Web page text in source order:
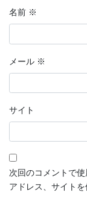
名前 ※
メール ※
サイト
次回のコメントで
アドレス、サイトを